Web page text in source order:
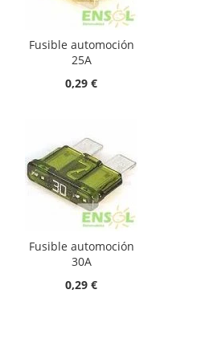
Fusible automoción
25A
0,29 €
Fusible automoción
30A
0,29 €